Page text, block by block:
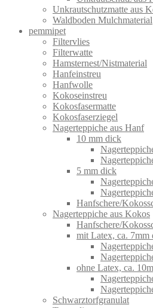
Unkrautschutzmatte aus
Waldboden Mulchmaterial
pemmipet
Filtervlies
Filterwatte
Hamsternest/Nistmaterial
Hanfeinstreu
Hanfwolle
Kokoseinstreu
Kokosfasermatte
Kokosfaserziegel
Nagerteppiche aus Hanf
10 mm dick
5 mm dick
Hanfschere/
Nagerteppiche aus Kokos
Hanfschere/
mit Latex, ca. 7mm
ohne Latex, ca.
Schwarztorfgranulat